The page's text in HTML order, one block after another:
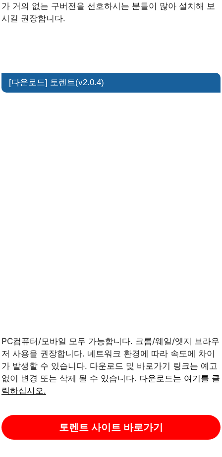
가 거의 없는 구버전을 선호하시는 분들이 많아 설치해 보
시길 권장합니다.
[다운로드] 토렌트(v2.0.4)
PC컴퓨터/모바일 모두 가능합니다. 크롬/웨일/엣지 브라우
저 사용을 권장합니다. 네트워크 환경에 따라 속도에 차이
가 발생할 수 있습니다. 다운로드 및 바로가기 링크는 예고
없이 변경 또는 삭제 될 수 있습니다. 다운로드는 여기를 클
릭하십시오.
토렌트 사이트 바로가기